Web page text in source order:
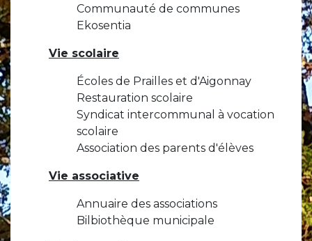
Communauté de communes
Ekosentia
Vie scolaire
Écoles de Prailles et d'Aigonnay
Restauration scolaire
Syndicat intercommunal à vocation
scolaire
Association des parents d'élèves
Vie associative
Annuaire des associations
Bilbiothèque municipale